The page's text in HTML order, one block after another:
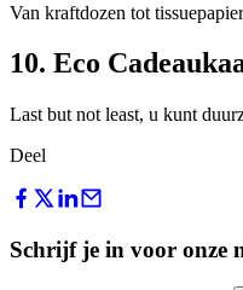
Van kraftdozen tot
10. Eco
Last but not least, u kunt
Deel
Schrijf je in voor onze